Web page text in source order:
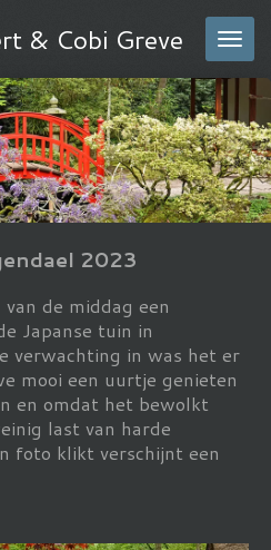
& Cobi Greve
2023
de middag een
Japanse tuin in
verwachting in was het er
mooi een uurtje genieten
en omdat het bewolkt
last van harde
foto klikt verschijnt een